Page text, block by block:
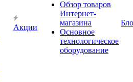
Акции
Обзор товаров
Интернет-
магазина
Основное
технологическое
оборудование